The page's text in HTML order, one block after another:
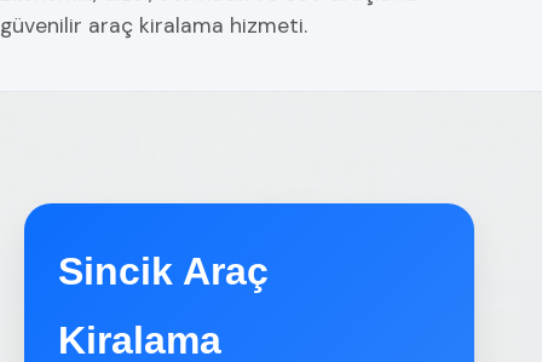
güvenilir araç kiralama hizmeti.
Sincik Araç
Kiralama